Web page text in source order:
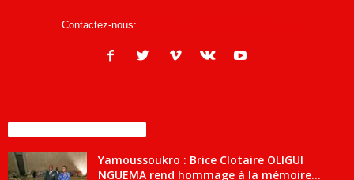
Contactez-nous:
Yamoussoukro : Brice Clotaire OLIGUI
NGUEMA rend hommage à la mémoire...